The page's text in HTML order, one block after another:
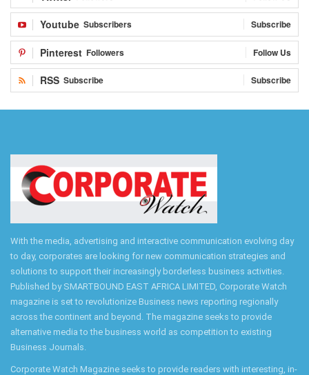
Youtube Subscribers Subscribe
Pinterest Followers Follow Us
RSS Subscribe Subscribe
With the media, advertising and interactive communication evolving day
to day, corporates are looking for new communication strategies and
solutions to support their increasingly borderless business activities.
Published by SMARTBOUND EAST AFRICA LIMITED, Corporate Watch
magazine is set to revolutionize Business news reporting regionally
across the continent and beyond. The magazine seeks to provide
alternative media to the business world as competition to existing
Business Journals.
Corporate Watch Magazine seeks to provide readers with interesting, in-